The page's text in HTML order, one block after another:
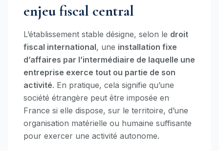
enjeu fiscal central
L’établissement stable désigne, selon le droit
fiscal international, une installation fixe
d’affaires par l’intermédiaire de laquelle une
entreprise exerce tout ou partie de son
activité. En pratique, cela signifie qu’une
société étrangère peut être imposée en
France si elle dispose, sur le territoire, d’une
organisation matérielle ou humaine suffisante
pour exercer une activité autonome.